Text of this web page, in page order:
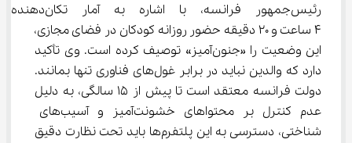
رئیس‌جمهور فرانسه، با
۴ ساعت و ۲۰ دقیقه حضور روزانه کودکان در فضای مجازی،
این وضعیت را «جنون‌آمیز» توصیف کرده است. وی تأکید
دارد که والدین نباید در برابر غول‌های فناوری تنها بمانند.
دولت فرانسه معتقد است تا پیش از ۱۵ سالگی، به دلیل
عدم کنترل بر محتواهای خشونت‌آمیز و آسیب‌های
شناختی، دسترسی به این پلتفرم‌ها باید تحت نظارت دقیق